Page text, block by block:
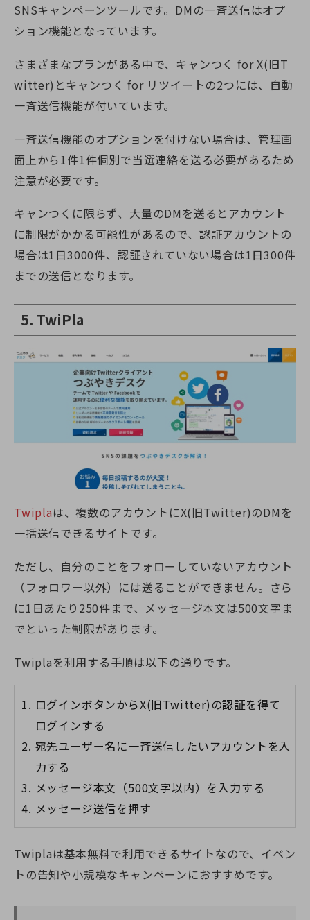
SNSキャンペーンツールです。DMの一斉送信はオプ
ション機能となっています。
さまざまなプランがある中で、キャンつく forX(旧T
witter) とキャンつく for リツイートの2つには、自動
一斉送信機能が付いています。
一斉送信機能のオプションを付けない場合は、管理画
面上から1件1件個別で当選連絡を送る必要があるため
注意が必要です。
キャンつくに限らず、大量のDMを送るとアカウント
に制限がかかる可能性があるので、認証アカウントの
場合は1日3000件、認証されていない場合は1日300件
までの送信となります。
5. TwiPla
Twiplaは、複数のアカウントにX(旧Twitter)のDMを
一括送信できるサイトです。
ただし、自分のことをフォローしていないアカウント
（フォロワー以外）には送ることができません。さら
に1日あたり250件まで、メッセージ本文は500文字ま
でといった制限があります。
Twiplaを利用する手順は以下の通りです。
ログインボタンからX(旧Twitter) の認証を得て
ログインする
宛先ユーザー名に一斉送信したいアカウントを入
力する
メッセージ本文（500文字以内）を入力する
メッセージ送信を押す
Twiplaは基本無料で利用できるサイトなので、イベン
トの告知や小規模なキャンペーンにおすすめです。